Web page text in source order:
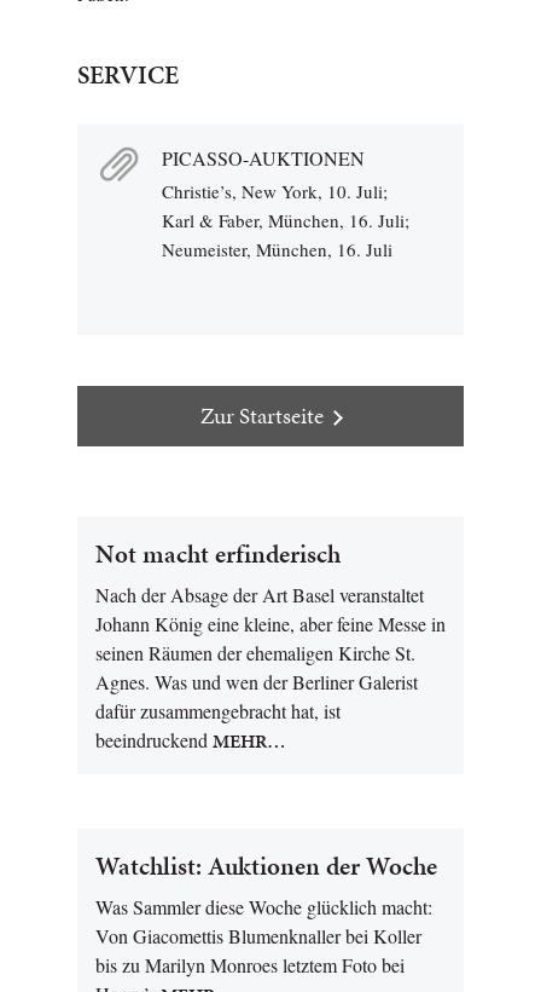
SERVICE
PICASSO-AUKTIONEN
Christie’s, New York, 10. Juli;
Karl & Faber, München, 16. Juli;
Neumeister, München, 16. Juli
Zur Startseite
Not macht erfinderisch
Nach der Absage der Art Basel veranstaltet
Johann König eine kleine, aber feine Messe in
seinen Räumen der ehemaligen Kirche St.
Agnes. Was und wen der Berliner Galerist
dafür zusammengebracht hat, ist
beeindruckend MEHR…
Watchlist: Auktionen der Woche
Was Sammler diese Woche glücklich macht:
Von Giacomettis Blumenknaller bei Koller
bis zu Marilyn Monroes letztem Foto bei